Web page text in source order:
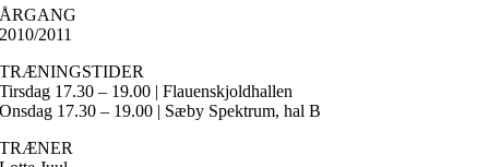
ÅRGANG
2010/2011
TRÆNINGSTIDER
Tirsdag 17.30 – 19.00 | Flauenskjoldhallen
Onsdag 17.30 – 19.00 | Sæby Spektrum, hal B
TRÆNER